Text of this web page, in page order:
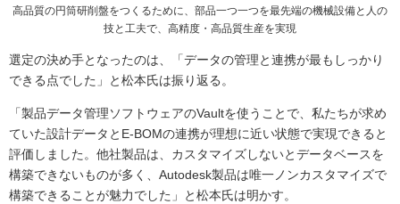
高品質の円筒研削盤をつくるために、部品一つ一つを最先端の機械設備と人の
技と工夫で、高精度・高品質生産を実現
選定の決め手となったのは、「データの管理と連携が最もしっかり
できる点でした」と松本氏は振り返る。
「製品データ管理ソフトウェアのVaultを使うことで、私たちが求め
ていた設計データとE-BOMの連携が理想に近い状態で実現できると
評価しました。他社製品は、カスタマイズしないとデータベースを
構築できないものが多く、Autodesk製品は唯一ノンカスタマイズで
構築できることが魅力でした」と松本氏は明かす。